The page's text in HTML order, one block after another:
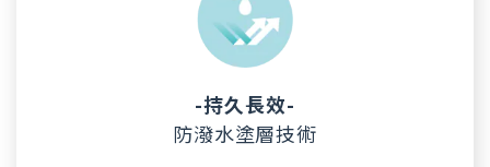
-持久長效-
防潑水塗層技術